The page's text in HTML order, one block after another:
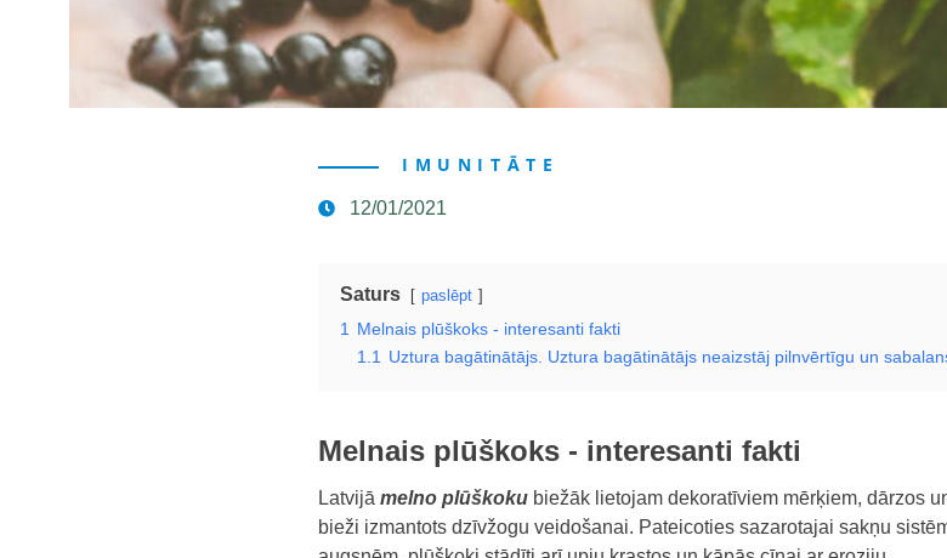
IMUNITĀTE
12/01/2021
Saturs paslēpt
1
Melnais plūškoks - interesanti fakti
1.1
Uztura bagātinātājs. Uztura bagātinātājs neaizstāj pilnvērtīgu un
Melnais plūškoks - interesanti fakti
Latvijā melno plūškoku biežāk lietojam dekoratīviem mērķiem, dārzos
bieži izmantots dzīvžogu veidošanai. Pateicoties sazarotajai sakņu